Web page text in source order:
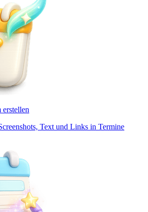
erstellen
Text und Links in Termine